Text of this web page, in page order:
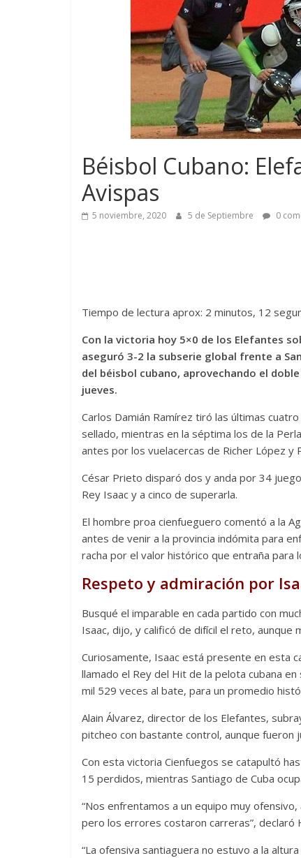
Béisbol Cubano:
Avispas
5 noviembre, 2020 5 de Septiembre 0
Tiempo de lectura aprox: 2 minutos, 12
Con la victoria hoy 5×0 de los Elefantes
aseguró 3-2 la subserie global frente a
del béisbol cubano, aprovechando el
jueves.
Carlos Damián Ramírez tiró las últimas
sellado, mientras en la séptima los de la
antes por los vuelacercas de Richer López y
César Prieto disparó dos y anda por 34
Rey Isaac y a cinco de superarla.
El hombre proa cienfueguero comentó a la
antes de venir a la provincia indómita para
racha por el valor histórico que entraña
Respeto y admiración por
Busqué el imparable en cada partido con
Isaac, dijo, y calificó de difícil el reto,
Curiosamente, Isaac está presente en esta
llamado el Rey del Hit de la pelota cubana
mil 529 veces al bate, para un promedio
Alain Álvarez, director de los Elefantes,
pitcheo con bastante control, aunque
Con esta victoria Cienfuegos se catapultó
15 perdidos, mientras Santiago de Cuba
“Nos enfrentamos a un equipo muy
pero los errores costaron carreras”, declaró
“La ofensiva santiaguera no estuvo a la